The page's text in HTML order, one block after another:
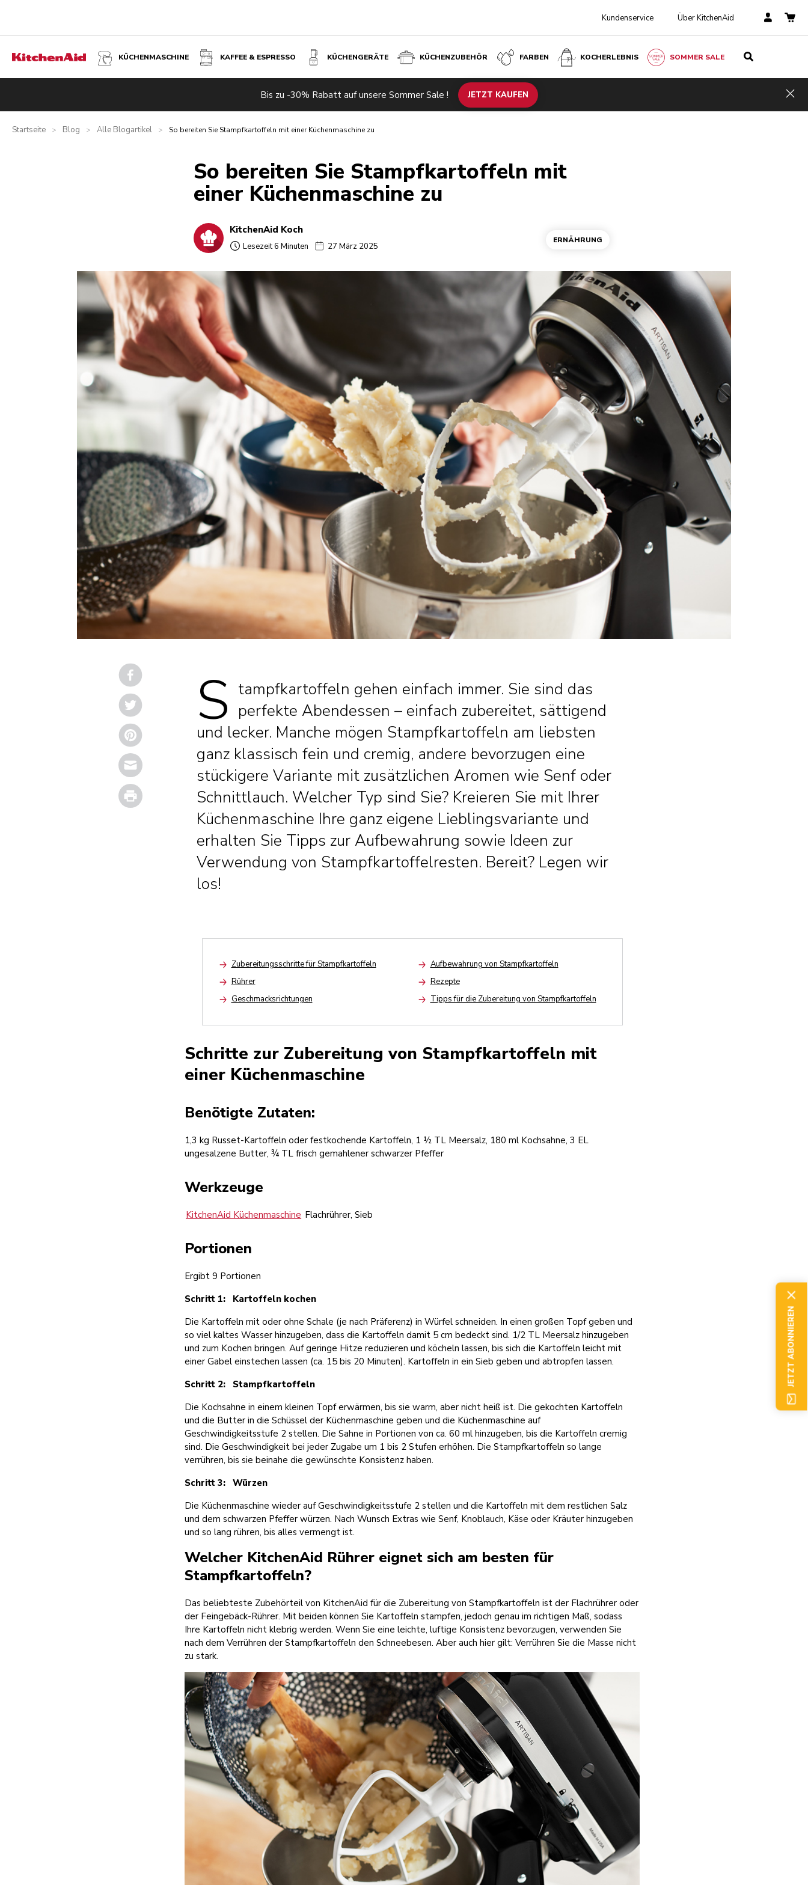
Kundenservice Über KitchenAid
KÜCHENMASCHINE KAFFEE & ESPRESSO KÜCHENGERÄTE KÜCHENZUBEHÖR FARBEN KOCHERLEBNIS SOMMER SALE
Bis zu -30% Rabatt auf unsere Sommer Sale ! JETZT KAUFEN
Startseite > Blog > Alle Blogartikel > So bereiten Sie Stampfkartoffeln mit einer Küchenmaschine zu
So bereiten Sie Stampfkartoffeln mit
einer Küchenmaschine zu
KitchenAid Koch
Lesezeit 6 Minuten 27 März 2025
ERNÄHRUNG
Email
Print
S tampfkartoffeln gehen einfach immer. Sie sind das
perfekte Abendessen – einfach zubereitet, sättigend
und lecker. Manche mögen Stampfkartoffeln am liebsten
ganz klassisch fein und cremig, andere bevorzugen eine
stückigere Variante mit zusätzlichen Aromen wie Senf oder
Schnittlauch. Welcher Typ sind Sie? Kreieren Sie mit Ihrer
Küchenmaschine Ihre ganz eigene Lieblingsvariante und
erhalten Sie Tipps zur Aufbewahrung sowie Ideen zur
Verwendung von Stampfkartoffelresten. Bereit? Legen wir
los!
Arrow
Zubereitungsschritte für Stampfkartoffeln
Arrow
Rührer
Arrow
Geschmacksrichtungen
Arrow
Aufbewahrung von Stampfkartoffeln
Arrow
Rezepte
Arrow
Tipps für die Zubereitung von Stampfkartoffeln
Schritte zur Zubereitung von Stampfkartoffeln mit
einer Küchenmaschine
Benötigte Zutaten:
1,3 kg Russet-Kartoffeln oder festkochende Kartoffeln, 1 ½ TL Meersalz, 180 ml Kochsahne, 3 EL
ungesalzene Butter, ¾ TL frisch gemahlener schwarzer Pfeffer
Werkzeuge
KitchenAid Küchenmaschine Flachrührer, Sieb
Portionen
Ergibt 9 Portionen
Schritt 1: Kartoffeln kochen
Die Kartoffeln mit oder ohne Schale (je nach Präferenz) in Würfel schneiden. In einen großen Topf geben und
so viel kaltes Wasser hinzugeben, dass die Kartoffeln damit 5 cm bedeckt sind. 1/2 TL Meersalz hinzugeben
und zum Kochen bringen. Auf geringe Hitze reduzieren und köcheln lassen, bis sich die Kartoffeln leicht mit
einer Gabel einstechen lassen (ca. 15 bis 20 Minuten). Kartoffeln in ein Sieb geben und abtropfen lassen.
Schritt 2: Stampfkartoffeln
Die Kochsahne in einem kleinen Topf erwärmen, bis sie warm, aber nicht heiß ist. Die gekochten Kartoffeln
und die Butter in die Schüssel der Küchenmaschine geben und die Küchenmaschine auf
Geschwindigkeitsstufe 2 stellen. Die Sahne in Portionen von ca. 60 ml hinzugeben, bis die Kartoffeln cremig
sind. Die Geschwindigkeit bei jeder Zugabe um 1 bis 2 Stufen erhöhen. Die Stampfkartoffeln so lange
verrühren, bis sie beinahe die gewünschte Konsistenz haben.
Schritt 3: Würzen
Die Küchenmaschine wieder auf Geschwindigkeitsstufe 2 stellen und die Kartoffeln mit dem restlichen Salz
und dem schwarzen Pfeffer würzen. Nach Wunsch Extras wie Senf, Knoblauch, Käse oder Kräuter hinzugeben
und so lang rühren, bis alles vermengt ist.
Welcher KitchenAid Rührer eignet sich am besten für
Stampfkartoffeln?
Das beliebteste Zubehörteil von KitchenAid für die Zubereitung von Stampfkartoffeln ist der Flachrührer oder
der Feingebäck-Rührer. Mit beiden können Sie Kartoffeln stampfen, jedoch genau im richtigen Maß, sodass
Ihre Kartoffeln nicht klebrig werden. Wenn Sie eine leichte, luftige Konsistenz bevorzugen, verwenden Sie
nach dem Verrühren der Stampfkartoffeln den Schneebesen. Aber auch hier gilt: Verrühren Sie die Masse nicht
zu stark.
JETZT ABONNIEREN